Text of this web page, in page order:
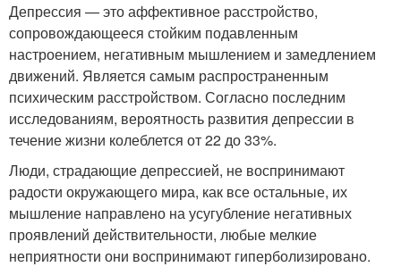
Депрессия — это аффективное расстройство,
сопровождающееся стойким подавленным
настроением, негативным мышлением и замедлением
движений. Является самым распространенным
психическим расстройством. Согласно последним
исследованиям, вероятность развития депрессии в
течение жизни колеблется от 22 до 33%.
Люди, страдающие депрессией, не воспринимают
радости окружающего мира, как все остальные, их
мышление направлено на усугубление негативных
проявлений действительности, любые мелкие
неприятности они воспринимают гиперболизировано.